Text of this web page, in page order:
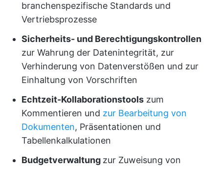
branchenspezifische Standards und
Vertriebsprozesse
Sicherheits- und Berechtigungskontrollen
zur Wahrung der Datenintegrität, zur
Verhinderung von Datenverstößen und zur
Einhaltung von Vorschriften
Echtzeit-Kollaborationstools zum
Kommentieren und zur Bearbeitung von
Dokumenten, Präsentationen und
Tabellenkalkulationen
Budgetverwaltung zur Zuweisung von